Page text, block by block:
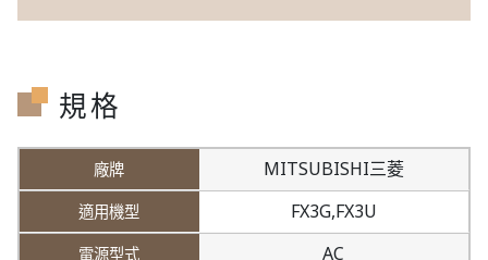
規格
MITSUBISHI三菱
FX3G,FX3U
AC